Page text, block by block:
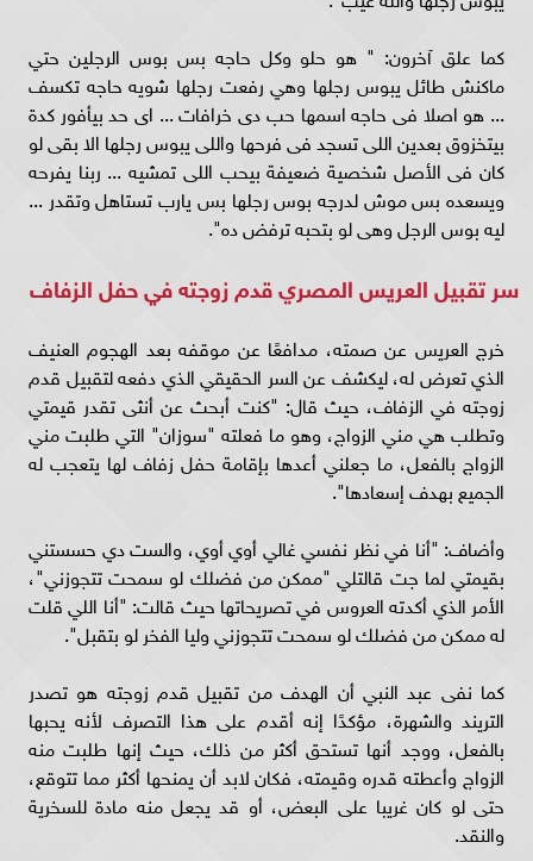
كما علق آخرون: " هو حلو وكل حاجه بس بوس الرجلين حتي
ماكنش طائل يبوس رجلها وهي رفعت رجلها شويه حاجه تكسف
... هو اصلا فى حاجه اسمها حب دى خرافات ... اى حد بيأفور كدة
بيتخزوق بعدين اللى تسجد فى فرحها واللى يبوس رجلها الا بقى لو
كان فى الأصل شخصية ضعيفة بيحب اللى تمشيه ... ربنا يفرحه
ويسعده بس موش لدرجه بوس رجلها بس يارب تستاهل وتقدر ...
ليه بوس الرجل وهى لو بتحبه ترفض ده".
سر تقبيل العريس المصري قدم زوجته في حفل الزفاف
خرج العريس عن صمته، مدافعًا عن موقفه بعد الهجوم العنيف
الذي تعرض له، ليكشف عن السر الحقيقي الذي دفعه لتقبيل قدم
زوجته في الزفاف، حيث قال: "كنت أبحث عن أنثى تقدر قيمتي
وتطلب هي مني الزواج، وهو ما فعلته "سوزان" التي طلبت مني
الزواج بالفعل، ما جعلني أعدها بإقامة حفل زفاف لها يتعجب له
الجميع بهدف إسعادها".
وأضاف: "أنا في نظر نفسي غالي أوي أوي، والست دي حسستني
بقيمتي لما جت قالتلي "ممكن من فضلك لو سمحت تتجوزني"،
الأمر الذي أكدته العروس في تصريحاتها حيث قالت: "أنا اللي قلت
له ممكن من فضلك لو سمحت تتجوزني وليا الفخر لو بتقبل".
كما نفى عبد النبي أن الهدف من تقبيل قدم زوجته هو تصدر
التريند والشهرة، مؤكدًا إنه أقدم على هذا التصرف لأنه يحبها
بالفعل، ووجد أنها تستحق أكثر من ذلك، حيث إنها طلبت منه
الزواج وأعطته قدره وقيمته، فكان لابد أن يمنحها أكثر مما تتوقع،
حتى لو كان غريبا على البعض، أو قد يجعل منه مادة للسخرية
والنقد.